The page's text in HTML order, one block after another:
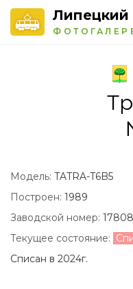
Липецкий
Модель: TATRA-T6B5
Построен: 1989
Заводской номер:
Текущее состояние:
Списан в 2024г.